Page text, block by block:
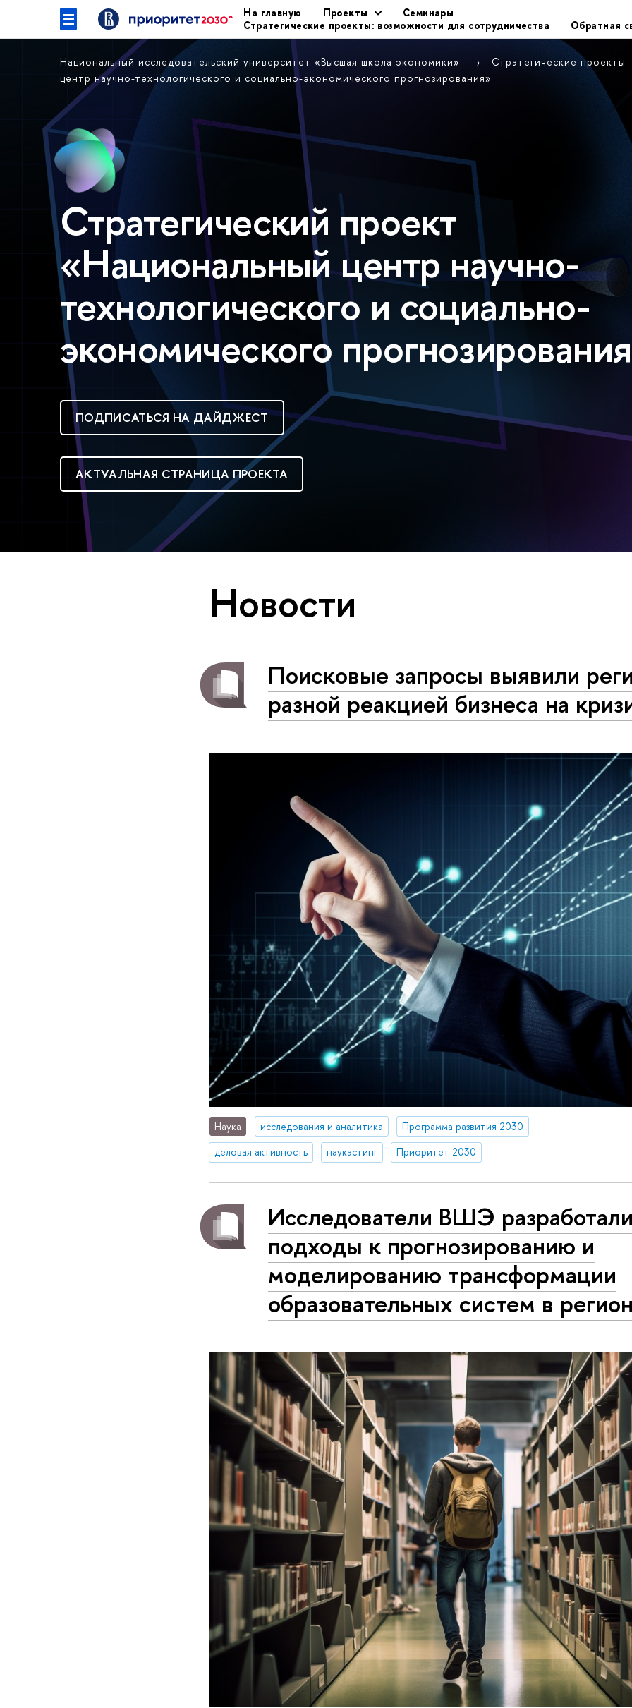
На главную Проекты
Семинары
Стратегические проекты: возможности для сотрудничества
Обратная
Национальный исследовательский университет «Высшая школа экономики»
Стратегические проекты
центр научно-технологического и социально-экономического прогнозирования»
Стратегический проект
«Национальный центр научно-
технологического и социально-
экономического
ПОДПИСАТЬСЯ НА ДАЙДЖЕСТ
АКТУАЛЬНАЯ СТРАНИЦА ПРОЕКТА
Новости
Поисковые запросы выявили
разной реакцией бизнеса на
Наука исследования и аналитика
Программа развития 2030
деловая активность
наукастинг Приоритет 2030
Исследователи ВШЭ
подходы к прогнозированию и
моделированию трансформации
образовательных систем в